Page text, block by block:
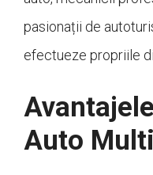
pasionații de
efectueze propriile
Auto